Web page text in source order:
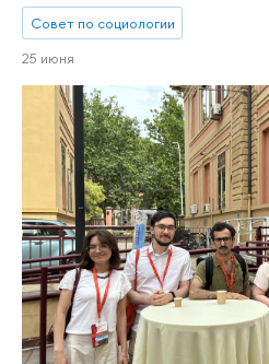
Совет по социологии
25 июня